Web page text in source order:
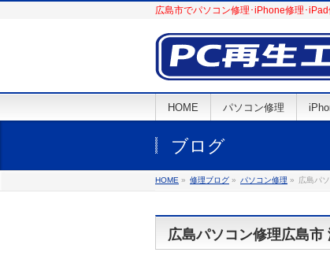
広島市でパソコン修理･iPhone修理･
HOME パソコン修理
ブログ
HOME » 修理ブログ » パソコン修理 » 広島パ
広島パソコン修理広島